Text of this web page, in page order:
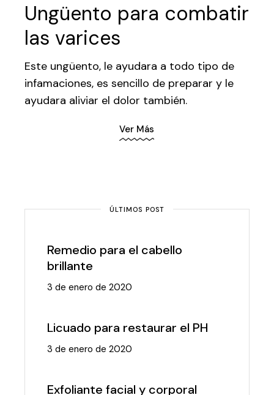
Ungüento para combatir
las varices
Este ungüento, le ayudara a todo tipo de
infamaciones, es sencillo de preparar y le
ayudara aliviar el dolor también.
Ver Más
ÚLTIMOS POST
Remedio para el cabello
brillante
3 de enero de 2020
Licuado para restaurar el PH
3 de enero de 2020
Exfoliante facial y corporal